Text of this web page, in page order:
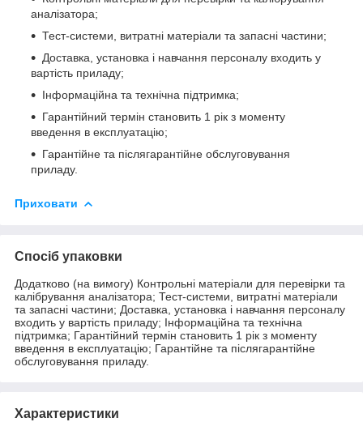
аналізатора;
Тест-системи, витратні матеріали та запасні частини;
Доставка, установка і навчання персоналу входить у
вартість приладу;
Інформаційна та технічна підтримка;
Гарантійний термін становить 1 рік з моменту
введення в експлуатацію;
Гарантійне та післягарантійне обслуговування
приладу.
Приховати
Спосіб упаковки
Додатково (на вимогу) Контрольні матеріали для перевірки та
калібрування аналізатора; Тест-системи, витратні матеріали
та запасні частини; Доставка, установка і навчання персоналу
входить у вартість приладу; Інформаційна та технічна
підтримка; Гарантійний термін становить 1 рік з моменту
введення в експлуатацію; Гарантійне та післягарантійне
обслуговування приладу.
Характеристики